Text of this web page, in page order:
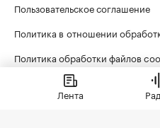
Пользовательское соглашение
Политика в отношении
Политика обработки файлов
© ООО «БИЗНЕСПРЕСС», АО
Лента